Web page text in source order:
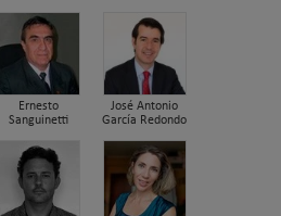
Ernesto
Sanguinetti
José Antonio
García Redondo